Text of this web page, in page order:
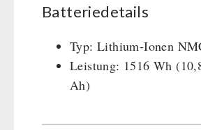
Batteriedetails
Typ: Lithium-Ionen
Leistung: 1516 Wh
Ah)